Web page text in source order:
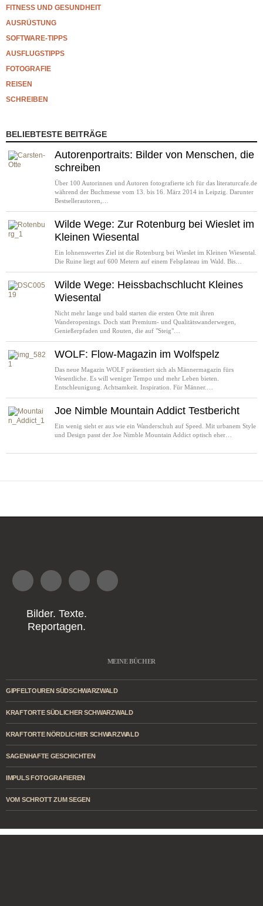
FITNESS UND GESUNDHEIT
AUSRÜSTUNG
SOFTWARE-TIPPS
AUSFLUGSTIPPS
FOTOGRAFIE
REISEN
SCHREIBEN
BELIEBTESTE BEITRÄGE
Autorenportraits: Bilder von Menschen, die
schreiben
Über 100 Autorinnen und Autoren fotografierte ich für das literaturcafe.de
während der Buchmesse vom 13. bis 16. März 2014 in Leipzig. Darunter
Bestsellerautoren,…
Wilde Wege: Zur Rotenburg bei Wieslet im
Kleinen Wiesental
Ein lohnenswertes Ziel ist die Rotenburg bei Wieslet im Kleinen Wiesental.
Die Ruine liegt auf 600 Metern auf einem Felsplateau im Wald. Bis…
Wilde Wege: Heissbachschlucht Kleines
Wiesental
Nicht mehr lange und bald starten die ersten Orte mit ihren
Wanderopenings. Doch statt Premium- und Qualitätswanderwegen,
Genießerpfaden und Routen, die auf "Steig"…
WOLF: Flow-Magazin im Wolfspelz
Das neue Magazin WOLF präsentiert sich als Männermagazin fürs
Wesentliche. Es will weniger Tempo und mehr Leben bieten.
Entschleunigung. Achtsamkeit. Inspiration. Für Männer.…
Joe Nimble Mountain Addict Testbericht
Ein wenig sieht er aus wie ein Wanderschuh auf Speed. Mit urbanem Style
und Design passt der Joe Nimble Mountain Addict optisch eher…
Bilder. Texte.
Reportagen.
MEINE BÜCHER
GIPFELTOUREN SÜDSCHWARZWALD
KRAFTORTE SÜDLICHER SCHWARZWALD
KRAFTORTE NÖRDLICHER SCHWARZWALD
SAGENHAFTE GESCHICHTEN
IMPULS FOTOGRAFIEREN
VOM SCHROTT ZUM SEGEN